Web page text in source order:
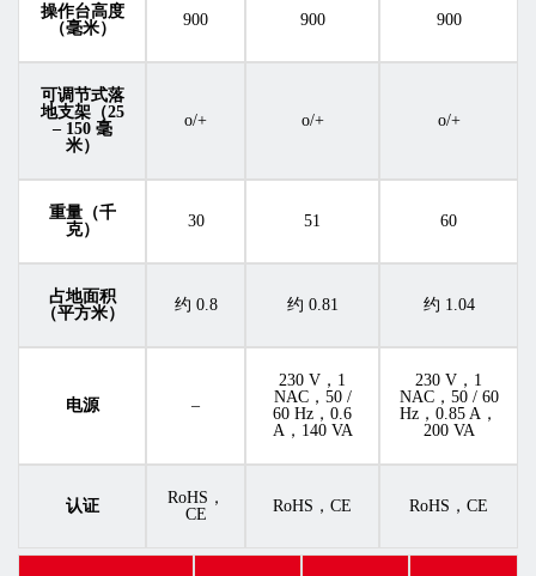
操作台高度
（毫米）
900 900 900
可调节式落
地支架（25
– 150 毫
米）
o/+ o/+ o/+
重量（千
克）
30 51 60
占地面积
（平方米）
约 0.8 约 0.81 约 1.04
电源 –
230 V，1
NAC，50 /
60 Hz，0.6
A，140 VA
230 V，1
NAC，50 / 60
Hz，0.85 A，
200 VA
认证
RoHS，
CE
RoHS，CE RoHS，CE